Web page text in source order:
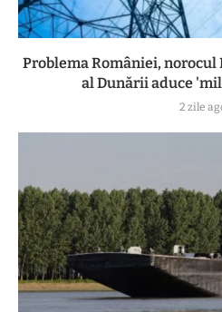
Problema României,
al Dunării aduce
2 zile